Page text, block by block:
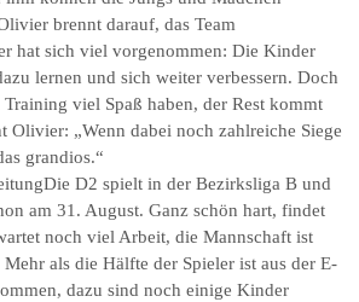
brennt darauf, das Team
hat sich viel vorgenommen: Die Kinder
lernen und sich weiter verbessern. Doch
viel Spaß haben, der Rest kommt
Olivier: „Wenn dabei noch zahlreiche Siege
grandios.“
D2 spielt in der Bezirksliga B und
am 31. August. Ganz schön hart, findet
noch viel Arbeit, die Mannschaft ist
als die Hälfte der Spieler ist aus der E-
dazu sind noch einige Kinder